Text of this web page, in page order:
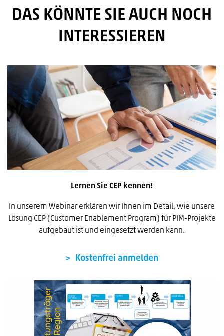
DAS KÖNNTE SIE AUCH NOCH
INTERESSIEREN
Lernen Sie CEP kennen!
In unserem Webinar erklären wir Ihnen im Detail, wie unsere
Lösung CEP (Customer Enablement Program) für PIM-Projekte
aufgebaut ist und eingesetzt werden kann.
Kostenfrei anmelden